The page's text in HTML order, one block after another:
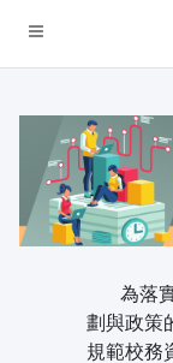
為落
劃與政策
規範校務